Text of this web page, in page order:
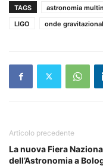
TAGS astronomia
LIGO
onde
Articolo precedente
La nuova Fiera
dell’Astronomia a